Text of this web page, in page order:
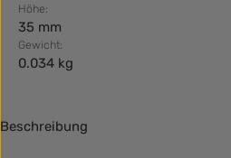
Höhe:
35 mm
Gewicht:
0.034 kg
Beschreibung